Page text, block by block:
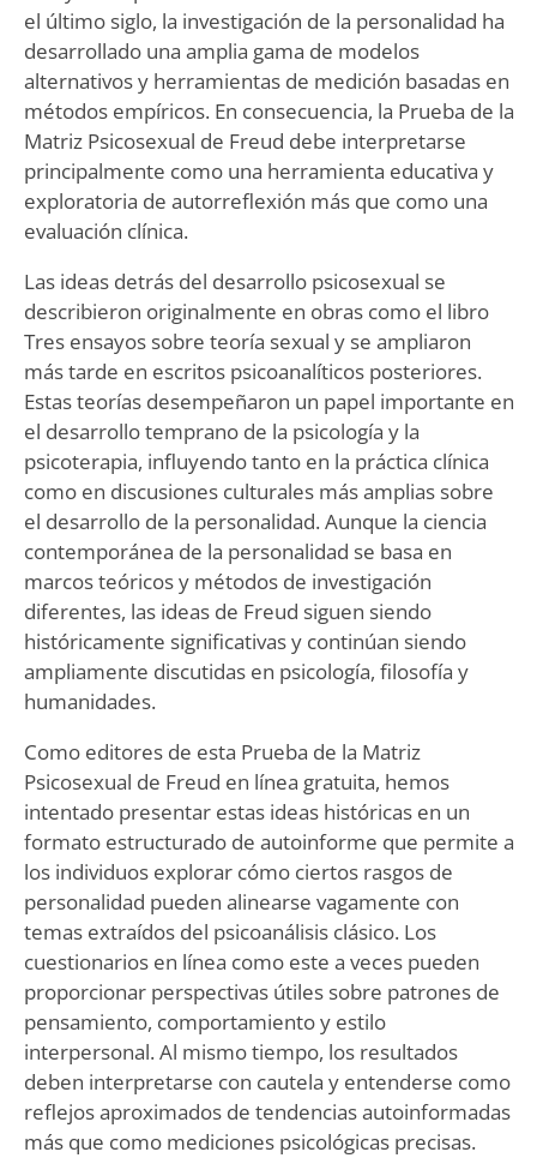
el último siglo, la investigación de la personalidad ha
desarrollado una amplia gama de modelos
alternativos y herramientas de medición basadas en
métodos empíricos. En consecuencia, la Prueba de la
Matriz Psicosexual de Freud debe interpretarse
principalmente como una herramienta educativa y
exploratoria de autorreflexión más que como una
evaluación clínica.
Las ideas detrás del desarrollo psicosexual se
describieron originalmente en obras como el libro
Tres ensayos sobre teoría sexual y se ampliaron
más tarde en escritos psicoanalíticos posteriores.
Estas teorías desempeñaron un papel importante en
el desarrollo temprano de la psicología y la
psicoterapia, influyendo tanto en la práctica clínica
como en discusiones culturales más amplias sobre
el desarrollo de la personalidad. Aunque la ciencia
contemporánea de la personalidad se basa en
marcos teóricos y métodos de investigación
diferentes, las ideas de Freud siguen siendo
históricamente significativas y continúan siendo
ampliamente discutidas en psicología, filosofía y
humanidades.
Como editores de esta Prueba de la Matriz
Psicosexual de Freud en línea gratuita, hemos
intentado presentar estas ideas históricas en un
formato estructurado de autoinforme que permite a
los individuos explorar cómo ciertos rasgos de
personalidad pueden alinearse vagamente con
temas extraídos del psicoanálisis clásico. Los
cuestionarios en línea como este a veces pueden
proporcionar perspectivas útiles sobre patrones de
pensamiento, comportamiento y estilo
interpersonal. Al mismo tiempo, los resultados
deben interpretarse con cautela y entenderse como
reflejos aproximados de tendencias autoinformadas
más que como mediciones psicológicas precisas.